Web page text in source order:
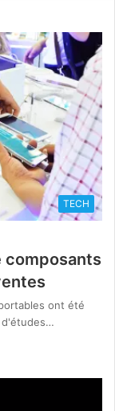
TECH
composants
ont été
d'études…